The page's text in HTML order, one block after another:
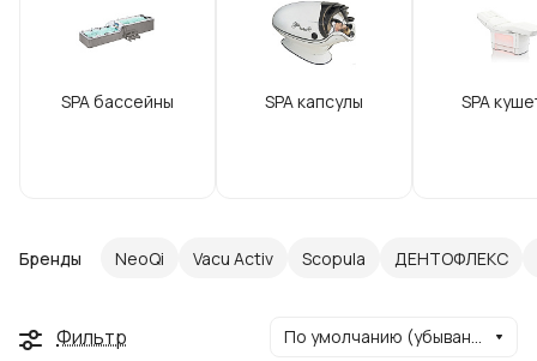
SPA бассейны SPA капсулы SPA
Бренды NeoQi Vacu Activ Scopula ДЕНТОФЛЕКС
Фильтр По умолчанию (убывание)